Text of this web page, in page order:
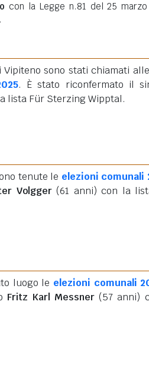
con la Legge n.81 del 25 marzo
sono stati chiamati
. È stato riconfermato il
lista Für Sterzing Wipptal.
tenute le elezioni comunali
Volgger (61 anni) con la
luogo le elezioni comunali
Fritz Karl Messner (57 anni)